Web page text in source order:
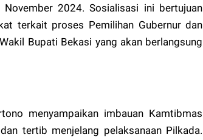
2024. Sosialisasi ini bertujuan
terkait proses Pemilihan Gubernur dan
Bupati Bekasi yang akan berlangsung
menyampaikan imbauan Kamtibmas
tertib menjelang pelaksanaan Pilkada.